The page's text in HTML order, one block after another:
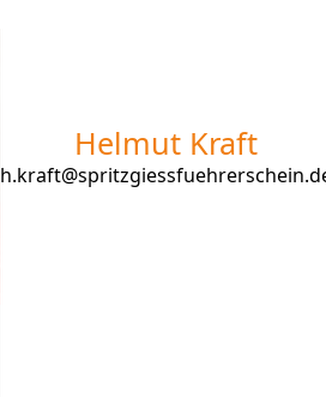
Helmut Kraft